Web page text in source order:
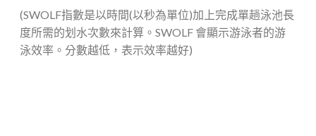
(SWOLF指數是以時間(以秒為單位)加上完成單趟泳池長
度所需的划水次數來計算。SWOLF 會顯示游泳者的游
泳效率。分數越低，表示效率越好)